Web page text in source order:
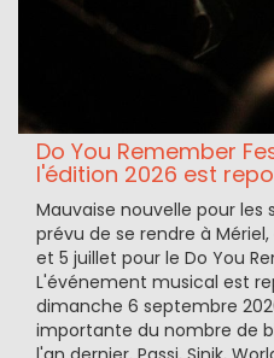
Do You Remember
l'édition 2026 est
Mauvaise nouvelle pour
prévu de se rendre à
et 5 juillet pour le Do You
L'événement musical est
dimanche 6 septembre
importante du nombre de